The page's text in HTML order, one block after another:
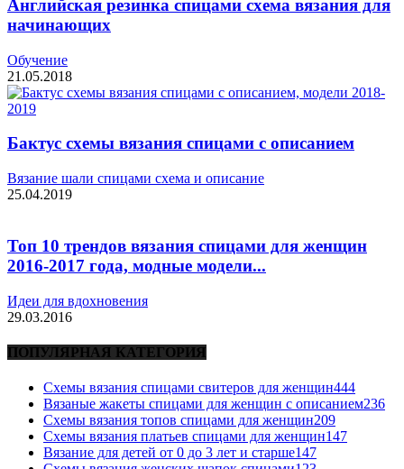
Английская резинка спицами схема вязания для
начинающих
Обучение
21.05.2018
Бактус схемы вязания спицами с описанием
Вязание шали спицами схема и описание
25.04.2019
Топ 10 трендов вязания спицами для женщин
2016-2017 года, модные модели...
Идеи для вдохновения
29.03.2016
ПОПУЛЯРНАЯ КАТЕГОРИЯ
Схемы вязания спицами свитеров для женщин444
Вязаные жакеты спицами для женщин с описанием236
Схемы вязания топов спицами для женщин209
Схемы вязания платьев спицами для женщин147
Вязание для детей от 0 до 3 лет и старше147